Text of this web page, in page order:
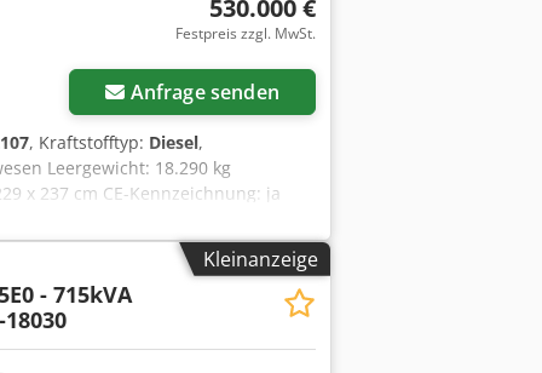
Zwischenverkauf vorbehalten. *
gelten ausschließlich die
finden Sie auf unserer Website ...
AGB) - . Cjdpoyn Nf Dsfx Ahisha
530.000 €
Festpreis zzgl. MwSt.
Anfrage senden
, Kraftstofftyp: Diesel,
Leergewicht: 18.290 kg
x 237 cm CE-Kennzeichnung: ja
= Weitere Optionen und Zubehör =
Kleinanzeige
- 715kVA